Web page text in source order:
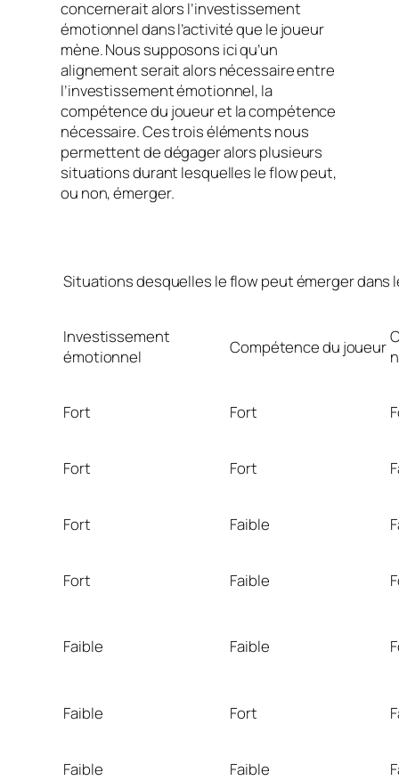
concernerait alors l’investissement
émotionnel dans l’activité que le joueur
mène. Nous supposons ici qu’un
alignement serait alors nécessaire entre
l’investissement émotionnel, la
compétence du joueur et la compétence
nécessaire. Ces trois éléments nous
permettent de dégager alors plusieurs
situations durant lesquelles leflowpeut,
ou non, émerger.
Situations desquelles leflowpeut émerger dans
Investissement
émotionnel
Compétence du joueur
Fort Fort
Fort Fort
Fort Faible
Fort Faible
Faible Faible
Faible Fort
Faible Faible